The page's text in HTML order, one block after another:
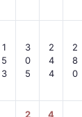
1
5
3
3
0
5
2
4
4
2
8
0
2 4